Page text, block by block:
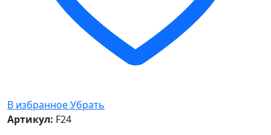
В избранноеУбрать
Артикул: F24